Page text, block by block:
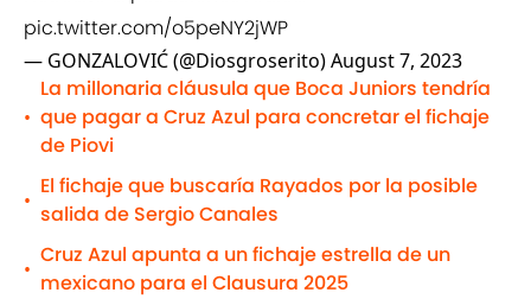
pic.twitter.com/o5peNY2jWP
— GONZALOVIĆ (@Diosgroserito)August 7, 2023
•
La millonaria cláusula que Boca Juniors tendría
que pagar a Cruz Azul para concretar el fichaje
de Piovi
•
El fichaje que buscaría Rayados por la posible
salida de Sergio Canales
•
Cruz Azul apunta a un fichaje estrella de un
mexicano para el Clausura 2025